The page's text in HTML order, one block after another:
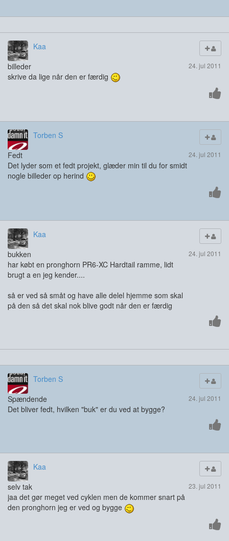
Kaa
24. jul 2011
billeder
skrive da lige når den er færdig
Torben S
24. jul 2011
Fedt
Det lyder som et fedt projekt, glæder min til du for smidt
nogle billeder op herind
Kaa
24. jul 2011
bukken
har købt en pronghorn PR6-XC Hardtail ramme, lidt
brugt a en jeg kender....
så er ved så småt og have alle delel hjemme som skal
på den så det skal nok blive godt når den er færdig
Torben S
24. jul 2011
Spændende
Det bliver fedt, hvilken "buk" er du ved at bygge?
Kaa
23. jul 2011
selv tak
jaa det gør meget ved cyklen men de kommer snart på
den pronghorn jeg er ved og bygge